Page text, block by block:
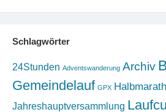
Schlagwörter
24Stunden Adventswanderung Archiv
Gemeindelauf GPX
Jahreshauptversammlung